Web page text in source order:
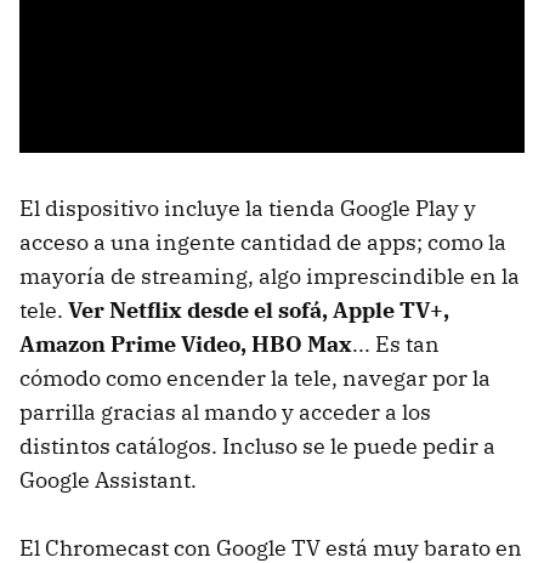
El dispositivo incluye la tienda Google Play y
acceso a una ingente cantidad de apps; como la
mayoría de streaming, algo imprescindible en la
tele. Ver Netflix desde el sofá, Apple TV+,
Amazon Prime Video, HBO Max... Es tan
cómodo como encender la tele, navegar por la
parrilla gracias al mando y acceder a los
distintos catálogos. Incluso se le puede pedir a
Google Assistant.
El Chromecast con Google TV está muy barato en